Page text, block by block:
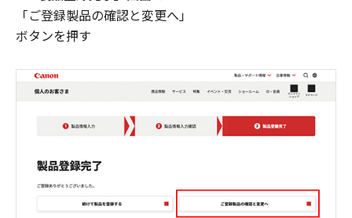
「ご登録製品の確認と変更へ」
ボタンを押す